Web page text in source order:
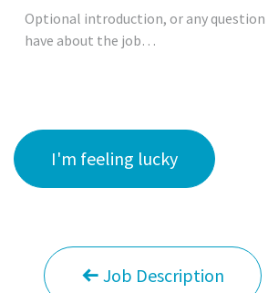
I'm feeling lucky
Job Description